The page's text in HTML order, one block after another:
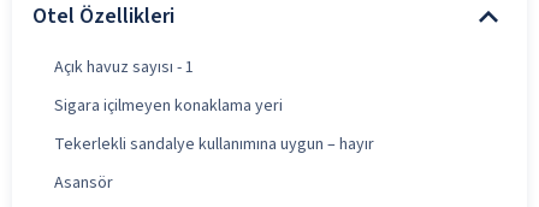
Otel Özellikleri
Açık havuz sayısı - 1
Sigara içilmeyen konaklama yeri
Tekerlekli sandalye kullanımına uygun – hayır
Asansör